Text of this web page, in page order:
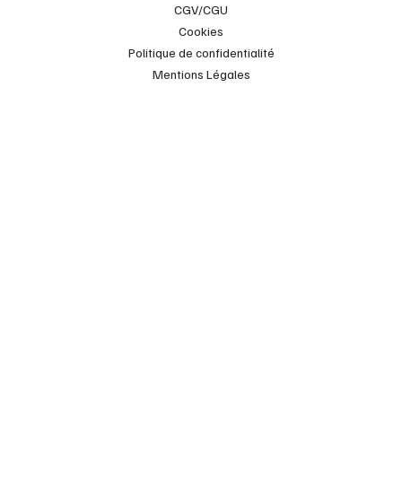
CGV/CGU
Cookies
Politique de confidentialité
Mentions Légales